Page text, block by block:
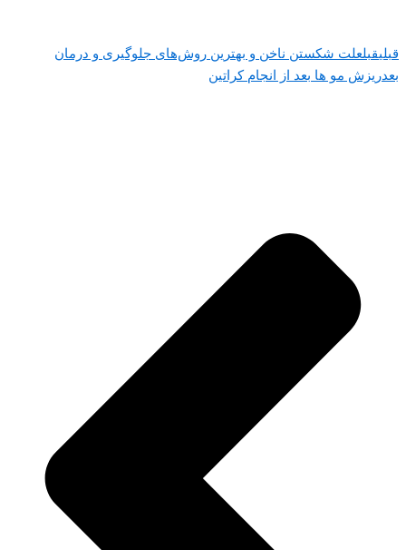
قبلیقبلعلت شکستن ناخن و بهترین روش‌های جلوگیری و درمان
بعدریزش مو ها بعد از انجام کراتین